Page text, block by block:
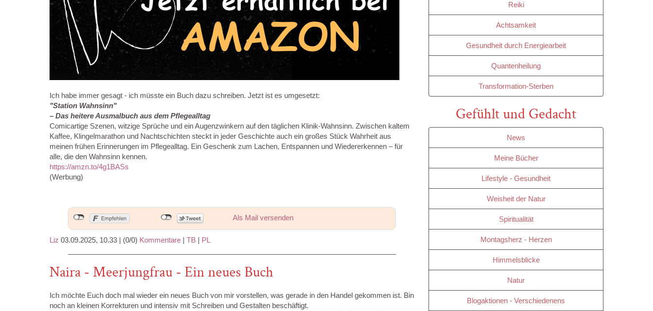
Ich habe immer gesagt - ich müsste ein Buch dazu schreiben. Jetzt ist es umgesetzt:
"Station Wahnsinn"
– Das heitere Ausmalbuch aus dem Pflegealltag
Comicartige Szenen, witzige Sprüche und ein Augenzwinkern auf den täglichen Klinik-Wahnsinn. Zwischen kaltem
Kaffee, Klingelmarathon und Nachtschichten steckt in jeder Geschichte auch ein großes Stück Wahrheit aus
meinen frühen Erinnerungen im Pflegealltag. Ein Geschenk zum Lachen, Entspannen und Wiedererkennen – für
alle, die den Wahnsinn kennen.
https://amzn.to/4g1BASs
(Werbung)
Als Mail versenden
Liz 03.09.2025, 10.33 | (0/0) Kommentare | TB | PL
Naira - Meerjungfrau - Ein neues Buch
Ich möchte Euch doch mal wieder ein neues Buch von mir vorstellen, was gerade in den Handel gekommen ist. Bin
noch an kleinen Korrekturen und intensiv mit Schreiben und Gestalten beschäftigt.
Reiki
Achtsamkeit
Gesundheit durch Energiearbeit
Quantenheilung
Transformation-Sterben
Gefühlt und Gedacht
News
Meine Bücher
Lifestyle - Gesundheit
Weisheit der Natur
Spiritualität
Montagsherz - Herzen
Himmelsblicke
Natur
Blogaktionen - Verschiedenens